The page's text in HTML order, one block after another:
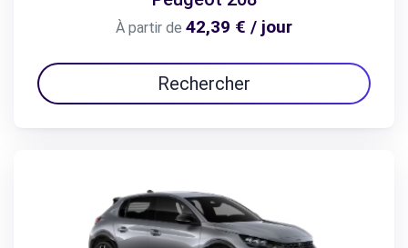
À partir de 42,39 € / jour
Rechercher